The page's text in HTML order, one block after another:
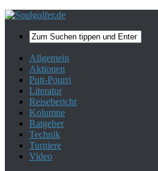
Allgemein
Aktionen
Putt-Pourri
Literatur
Reisebericht
Kolumne
Ratgeber
Technik
Turniere
Video
Mehr zum Datenschutz.